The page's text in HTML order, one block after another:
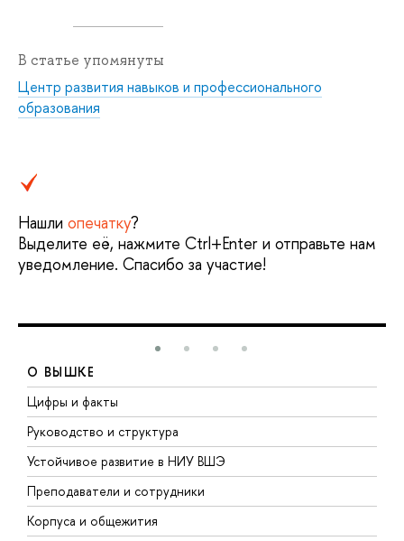
В статье упомянуты
Центр развития навыков и профессионального
образования
Нашли опечатку?
Выделите её, нажмите Ctrl+Enter и отправьте нам
уведомление. Спасибо за участие!
О ВЫШКЕ
Цифры и факты
Руководство и структура
Устойчивое развитие в НИУ ВШЭ
Преподаватели и сотрудники
Корпуса и общежития